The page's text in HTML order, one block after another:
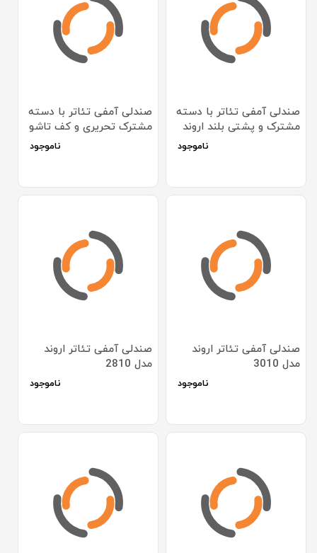
صندلی آمفی تئاتر با دسته
مشترک و پشتی بلند اروند
ناموجود
صندلی آمفی تئاتر با دسته
مشترک تحریری و کف تاشو
ناموجود
صندلی آمفی تئاتر اروند
مدل 3010
ناموجود
صندلی آمفی تئاتر اروند
مدل 2810
ناموجود